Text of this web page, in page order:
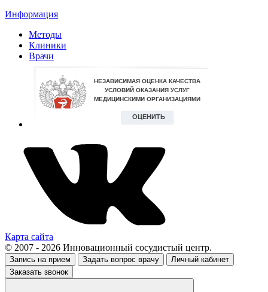
Информация
Методы
Клиники
Врачи
Карта сайта
© 2007 - 2026 Инновационный сосудистый центр.
Запись на прием Задать вопрос врачу
Личный кабинет
Заказать звонок